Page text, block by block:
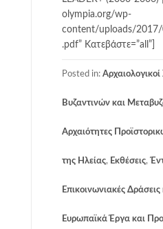
olympia.org/wp-
content/uploads/2017/
.pdf” Κατεβάστε=”all”]
Posted in:
Βυζαντινών και
Αρχαιότητες
της Ηλείας, Εκθέσεις,
Επικοινωνιακές
Ευρωπαϊκά Έργα και